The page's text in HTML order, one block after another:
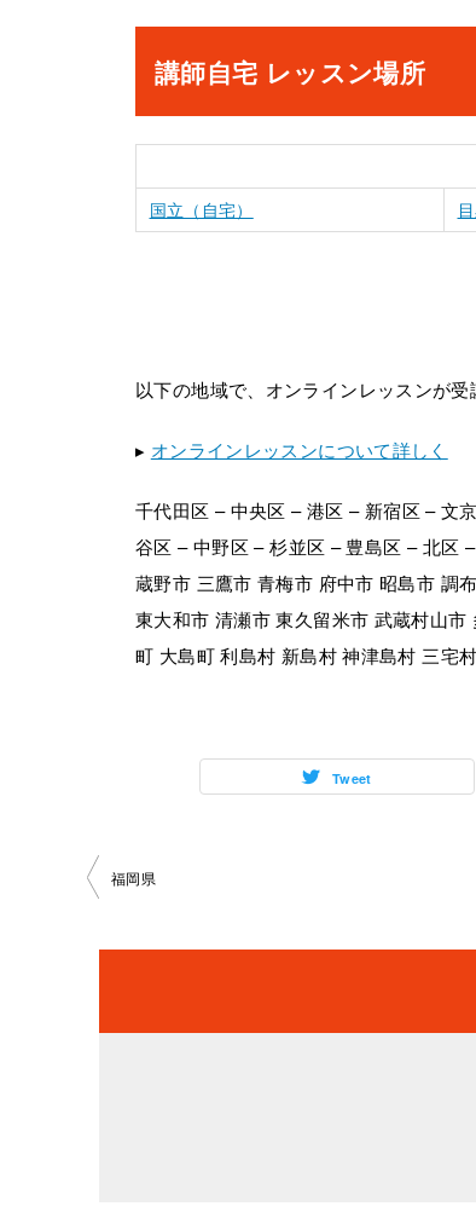
講師自宅 レッスン場所
国立（自宅）
以下の地域で、オンラインレッスンが受
▸ オンラインレッスンについて詳しく
千代田区 – 中央区 – 港区 – 新宿区 – 文
谷区 – 中野区 – 杉並区 – 豊島区 – 北区
蔵野市 三鷹市 青梅市 府中市 昭島市 調
東大和市 清瀬市 東久留米市 武蔵村山
町 大島町 利島村 新島村 神津島村 三宅
Tweet
投
ビ
福岡県